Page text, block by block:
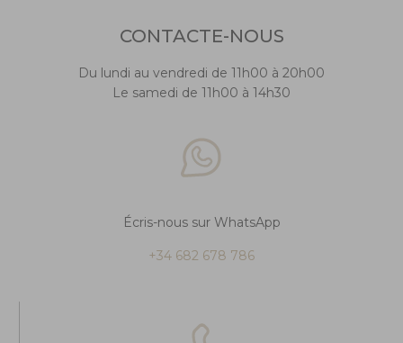
CONTACTE-NOUS
Du lundi au vendredi de 11h00 à 20h00
Le samedi de 11h00 à 14h30
Écris-nous sur WhatsApp
+34 682 678 786